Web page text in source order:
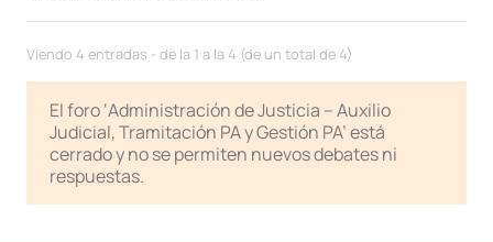
Viendo 4 entradas - de la 1 a la 4 (de un total de 4)
El foro ‘Administración de Justicia – Auxilio
Judicial, Tramitación PA y Gestión PA’ está
cerrado y no se permiten nuevos debates ni
respuestas.